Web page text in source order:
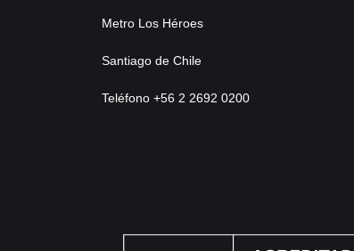
Metro Los Héroes
Santiago de Chile
Teléfono +56 2 2692 0200